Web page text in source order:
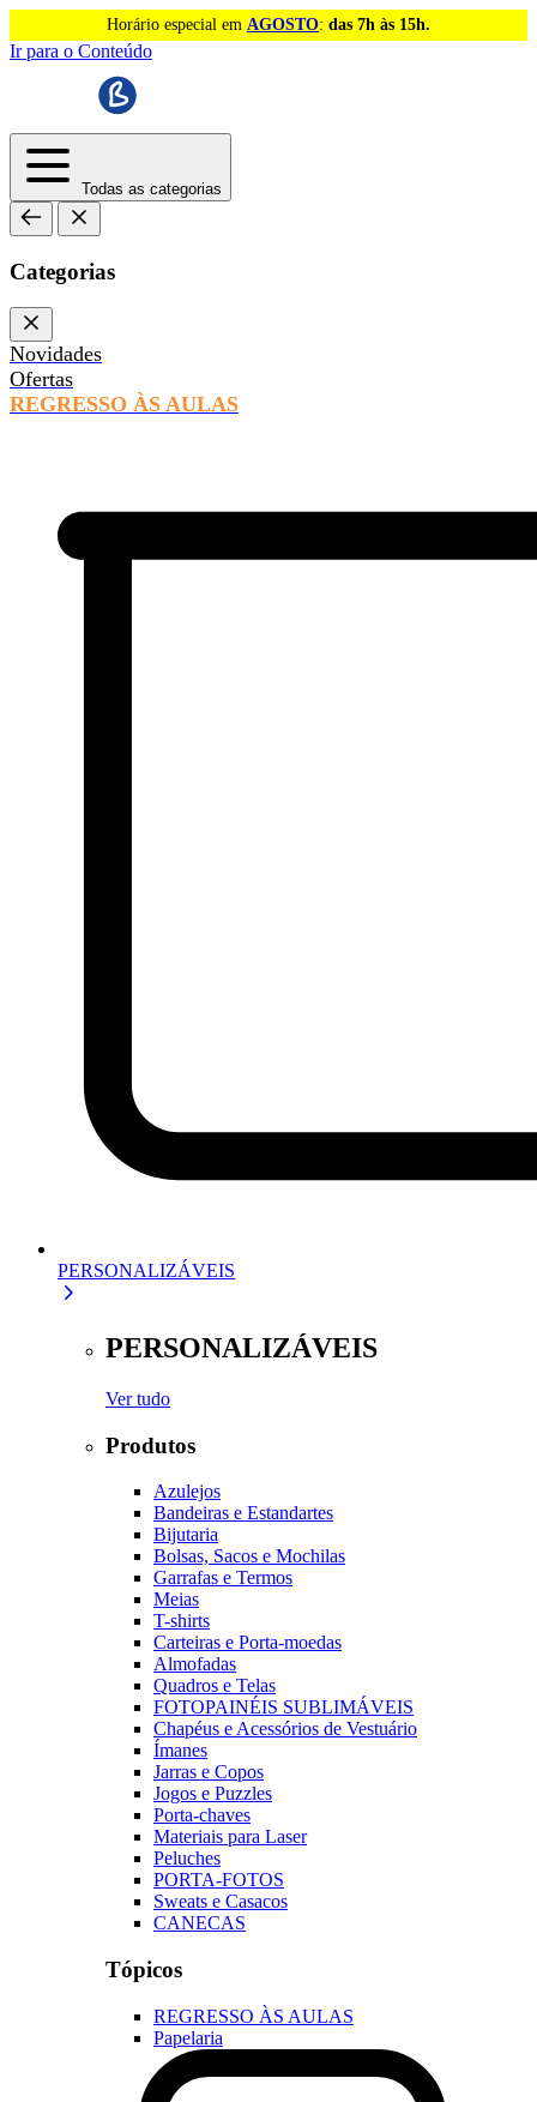
Horário especial em AGOSTO: das 7h às 15h.
Ir para o Conteúdo
Todas as categorias
Categorias
Novidades
Ofertas
REGRESSO ÀS AULAS
PERSONALIZÁVEIS
PERSONALIZÁVEIS
Ver tudo
Produtos
Azulejos
Bandeiras e Estandartes
Bijutaria
Bolsas, Sacos e Mochilas
Garrafas e Termos
Meias
T-shirts
Carteiras e Porta-moedas
Almofadas
Quadros e Telas
FOTOPAINÉIS SUBLIMÁVEIS
Chapéus e Acessórios de Vestuário
Ímanes
Jarras e Copos
Jogos e Puzzles
Porta-chaves
Materiais para Laser
Peluches
PORTA-FOTOS
Sweats e Casacos
CANECAS
Tópicos
REGRESSO ÀS AULAS
Papelaria